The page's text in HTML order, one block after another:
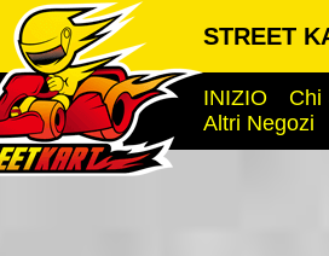
STREET
INIZIO
Chi
Altri Negozi